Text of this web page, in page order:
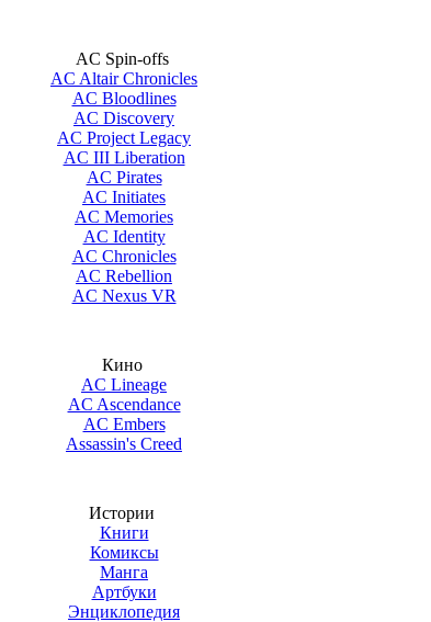
AC Spin-offs
AC Altair Chronicles
AC Bloodlines
AC Discovery
AC Project Legacy
AC III Liberation
AC Pirates
AC Initiates
AC Memories
AC Identity
AC Chronicles
AC Rebellion
AC Nexus VR
Кино
AC Lineage
AC Ascendance
AC Embers
Assassin's Creed
Истории
Книги
Комиксы
Манга
Артбуки
Энциклопедия